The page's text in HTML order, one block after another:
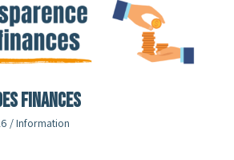
finances
/Information